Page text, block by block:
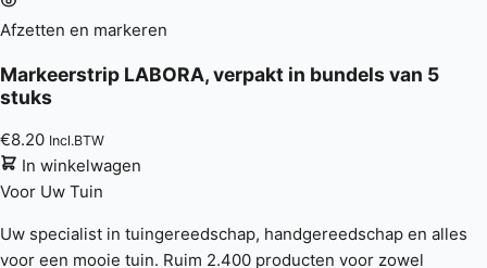
Afzetten en markeren
Markeerstrip LABORA, verpakt in bundels van 5
stuks
€8.20 Incl.BTW
In winkelwagen
Voor Uw Tuin
Uw specialist in tuingereedschap, handgereedschap en alles
voor een mooie tuin. Ruim 2.400 producten voor zowel